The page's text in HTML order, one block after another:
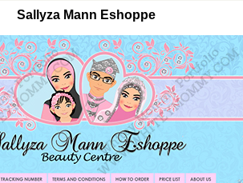
Sallyza Mann Eshoppe